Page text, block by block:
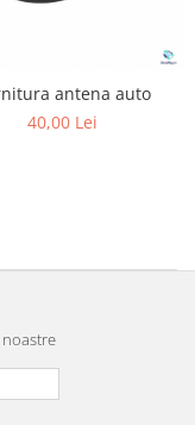
antena auto
40,00 Lei